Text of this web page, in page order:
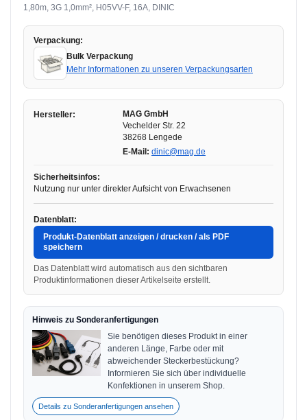
1,80m, 3G 1,0mm², H05VV-F, 16A, DINIC
Verpackung:
Bulk Verpackung
Mehr Informationen zu unseren Verpackungsarten
Hersteller:
MAG GmbH
Vechelder Str. 22
38268 Lengede
E-Mail: dinic@mag.de
Sicherheitsinfos:
Nutzung nur unter direkter Aufsicht von Erwachsenen
Datenblatt:
Produkt-Datenblatt anzeigen / drucken / als PDF
speichern
Das Datenblatt wird automatisch aus den sichtbaren
Produktinformationen dieser Artikelseite erstellt.
Hinweis zu Sonderanfertigungen
Sie benötigen dieses Produkt in einer
anderen Länge, Farbe oder mit
abweichender Steckerbestückung?
Informieren Sie sich über individuelle
Konfektionen in unserem Shop.
Details zu Sonderanfertigungen ansehen